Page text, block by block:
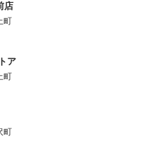
店
町
ア
町
町